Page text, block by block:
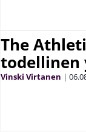
The
todellinen
Vinski Virtanen |